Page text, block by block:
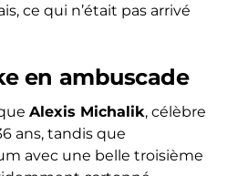
ce qui n’était pas arrivé
en ambuscade
Alexis Michalik, célèbre
ans, tandis que
avec une belle troisième